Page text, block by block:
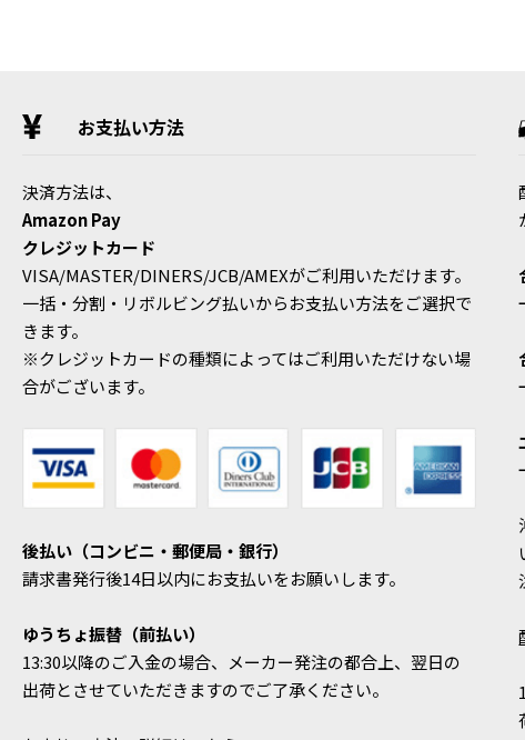
お支払い方法
決済方法は、
Amazon Pay
クレジットカード
VISA/MASTER/DINERS/JCB/AMEXがご利用いただけます。
一括・分割・リボルビング払いからお支払い方法をご選択で
きます。
※クレジットカードの種類によってはご利用いただけない場
合がございます。
後払い（コンビニ・郵便局・銀行）
請求書発行後14日以内にお支払いをお願いします。
ゆうちょ振替（前払い）
13:30以降のご入金の場合、メーカー発注の都合上、翌日の
出荷とさせていただきますのでご了承ください。